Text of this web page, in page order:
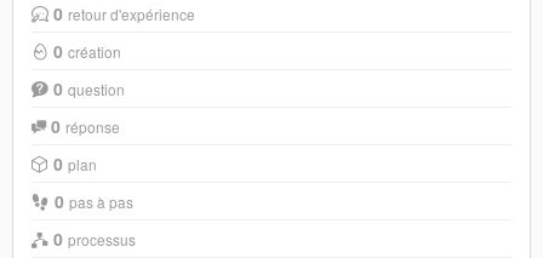
0 retour d'expérience
0 création
0 question
0 réponse
0 plan
0 pas à pas
0 processus